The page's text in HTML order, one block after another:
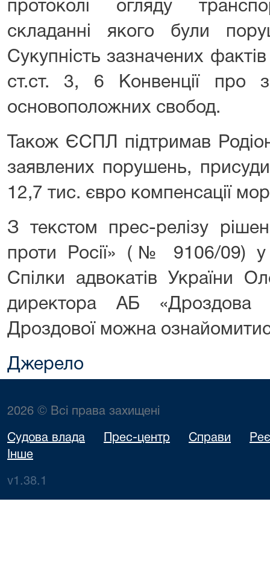
протоколі огляду
складанні якого були
Сукупність зазначених
ст.ст. 3, 6 Конвенції про
основоположних свобод.
Також ЄСПЛ підтримав
заявлених порушень,
12,7 тис. євро компенсації
З текстом прес-релізу
проти Росії» (№ 9106/09) у
Спілки адвокатів України
директора АБ «Дроздова
Дроздової можна
Джерело
2026 © Всі права захищені
Судова влада Прес-центр Справи
Інше
v1.38.1